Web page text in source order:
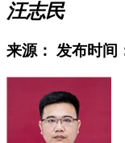
汪志民
来源： 发布时间